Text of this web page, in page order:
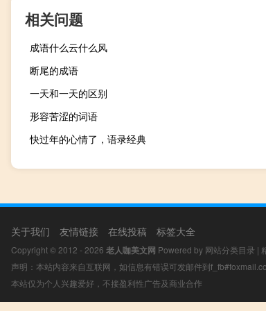
相关问题
成语什么云什么风
断尾的成语
一天和一天的区别
形容苦涩的词语
快过年的心情了，语录经典
关于我们 友情链接 在线投稿 标签大全
Copyright © 2012 - 2026 老人咖美文网 Powered by 网站分类目录 |
声明：本站内容来自互联网，如信息有错误可发邮件到
本站仅为个人兴趣爱好，不接盈利性广告及商业合作